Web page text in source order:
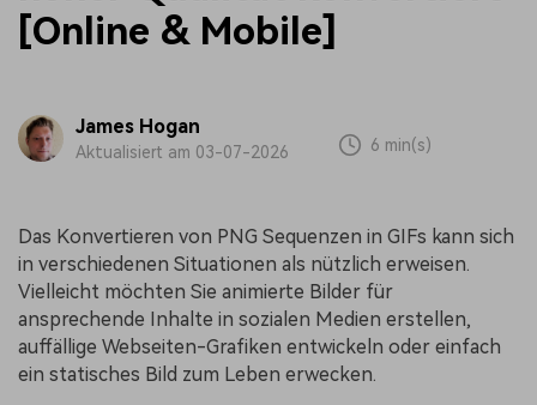
[Online & Mobile]
James Hogan
Aktualisiert am 03-07-2026 6 min(s)
Das Konvertieren von PNG Sequenzen in GIFs kann sich
in verschiedenen Situationen als nützlich erweisen.
Vielleicht möchten Sie animierte Bilder für
ansprechende Inhalte in sozialen Medien erstellen,
auffällige Webseiten-Grafiken entwickeln oder einfach
ein statisches Bild zum Leben erwecken.